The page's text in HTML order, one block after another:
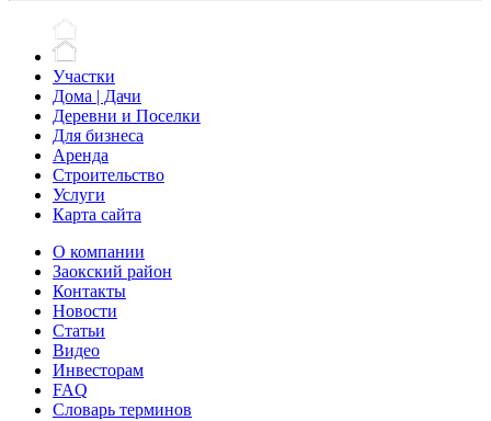
Участки
Дома | Дачи
Деревни и Поселки
Для бизнеса
Аренда
Строительство
Услуги
Карта сайта
О компании
Заокский район
Контакты
Новости
Статьи
Видео
Инвесторам
FAQ
Словарь терминов